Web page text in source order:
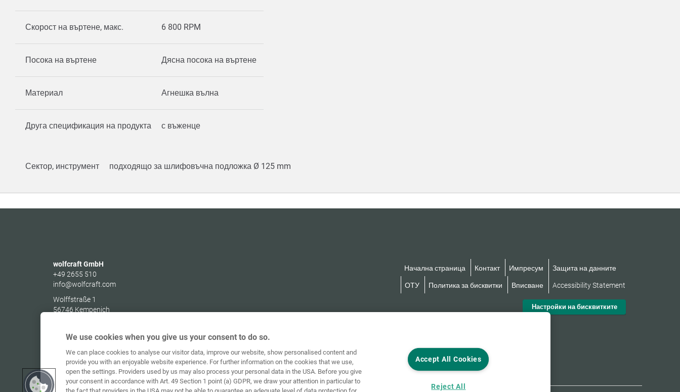
Скорост на въртене, макс. 6 800 RPM
Посока на въртене Дясна посока на въртене
Материал Агнешка вълна
Друга спецификация на продукта с въженце
Сектор, инструмент подходящо за шлифовъчна подложка Ø 125 mm
wolfcraft GmbH
+49 2655 510
info@wolfcraft.com
Wolffstraße 1
56746 Kempenich
Начална страница Контакт Импресум Защита на данните
ОТУ Политика за бисквитки Вписване Accessibility Statement
Настройки на бисквитките
We use cookies when you give us your consent to do so.
We can place cookies to analyse our visitor data, improve our website, show personalised content and
provide you with an enjoyable website experience. For further information on the cookies that we use,
open the settings. Providers used by us may also process your personal data in the USA. Before you give
your consent in accordance with Art. 49 Section 1 point (a) GDPR, we draw your attention in particular to
Accept All Cookies
Reject All